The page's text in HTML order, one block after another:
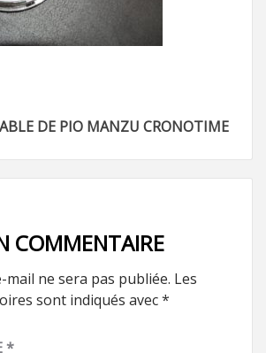
DE PIO MANZU CRONOTIME
COMMENTAIRE
mail ne sera pas publiée. Les
sont indiqués avec*
*